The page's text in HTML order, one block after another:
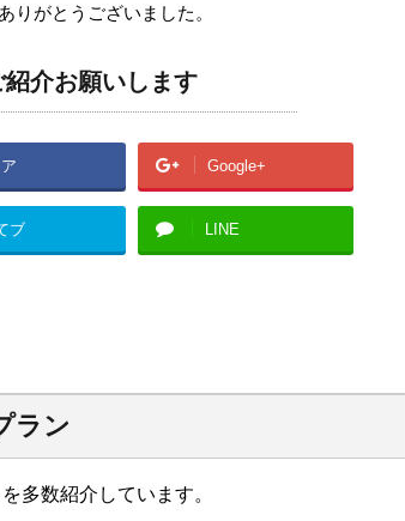
りがとうございました。
介お願いします
Google+
ブ LINE
ラン
多数紹介しています。